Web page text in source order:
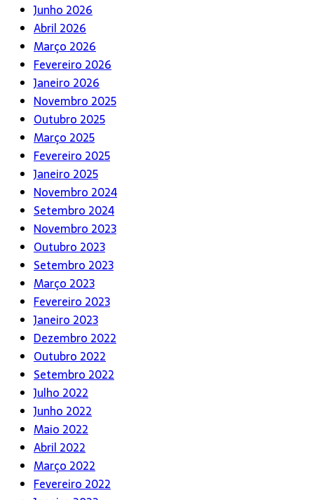
Junho 2026
Abril 2026
Março 2026
Fevereiro 2026
Janeiro 2026
Novembro 2025
Outubro 2025
Março 2025
Fevereiro 2025
Janeiro 2025
Novembro 2024
Setembro 2024
Novembro 2023
Outubro 2023
Setembro 2023
Março 2023
Fevereiro 2023
Janeiro 2023
Dezembro 2022
Outubro 2022
Setembro 2022
Julho 2022
Junho 2022
Maio 2022
Abril 2022
Março 2022
Fevereiro 2022